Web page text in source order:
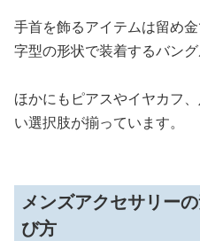
手首を飾るアイテムは留め
字型の形状で装着するバング
ほかにもピアスやイヤカフ
い選択肢が揃っています。
メンズアクセサリー
び方